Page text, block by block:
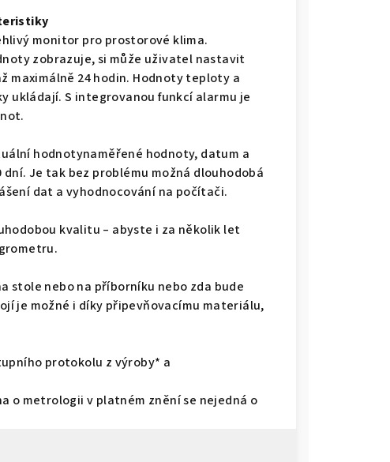
monitor pro prostorové klima.
zobrazuje, si může uživatel nastavit
maximálně 24 hodin. Hodnoty teploty a
ukládají. S integrovanou funkcí alarmu je
hodnotynaměřené hodnoty, datum a
Je tak bez problému možná dlouhodobá
dat a vyhodnocování na počítači.
kvalitu – abyste i za několik let
stole nebo na příborníku nebo zda bude
je možné i díky připevňovacímu materiálu,
protokolu z výroby* a
o metrologii v platném znění se nejedná o